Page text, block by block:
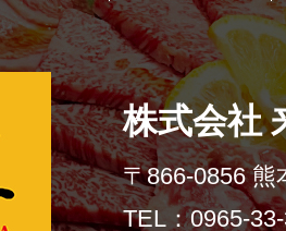
株式会社
〒866-0856 熊
TEL：0965-